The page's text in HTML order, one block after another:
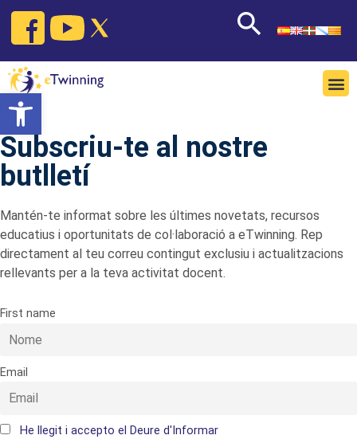
Open toolbar
Subscriu-te al nostre
butlletí
Mantén-te informat sobre les últimes novetats, recursos
educatius i oportunitats de col·laboració a eTwinning. Rep
directament al teu correu contingut exclusiu i actualitzacions
rellevants per a la teva activitat docent.
First name
Email
He llegit i accepto el Deure d'Informar